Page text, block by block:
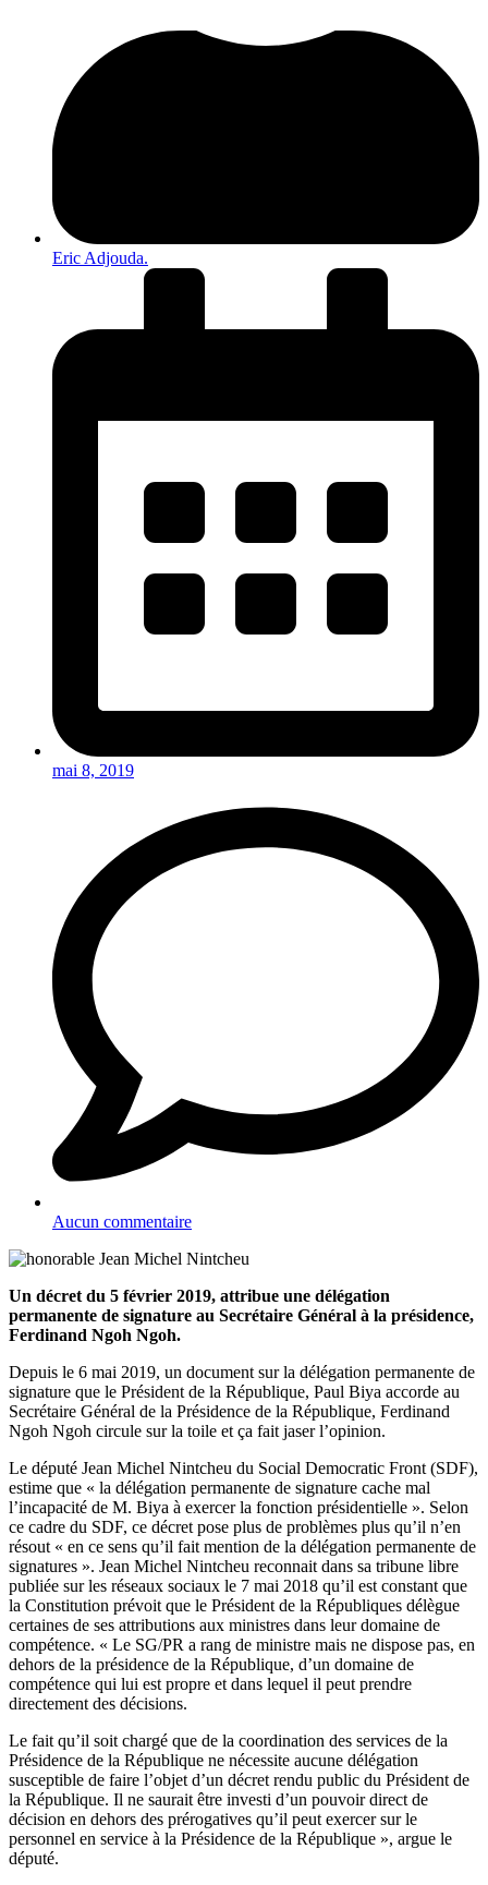
Eric Adjouda.
mai 8, 2019
Aucun commentaire
Un décret du 5 février 2019, attribue une délégation
permanente de signature au Secrétaire Général à la présidence,
Ferdinand Ngoh Ngoh.
Depuis le 6 mai 2019, un document sur la délégation permanente de
signature que le Président de la République, Paul Biya accorde au
Secrétaire Général de la Présidence de la République, Ferdinand
Ngoh Ngoh circule sur la toile et ça fait jaser l’opinion.
Le député Jean Michel Nintcheu du Social Democratic Front (SDF),
estime que « la délégation permanente de signature cache mal
l’incapacité de M. Biya à exercer la fonction présidentielle ». Selon
ce cadre du SDF, ce décret pose plus de problèmes plus qu’il n’en
résout « en ce sens qu’il fait mention de la délégation permanente de
signatures ». Jean Michel Nintcheu reconnait dans sa tribune libre
publiée sur les réseaux sociaux le 7 mai 2018 qu’il est constant que
la Constitution prévoit que le Président de la Républiques délègue
certaines de ses attributions aux ministres dans leur domaine de
compétence. « Le SG/PR a rang de ministre mais ne dispose pas, en
dehors de la présidence de la République, d’un domaine de
compétence qui lui est propre et dans lequel il peut prendre
directement des décisions.
Le fait qu’il soit chargé que de la coordination des services de la
Présidence de la République ne nécessite aucune délégation
susceptible de faire l’objet d’un décret rendu public du Président de
la République. Il ne saurait être investi d’un pouvoir direct de
décision en dehors des prérogatives qu’il peut exercer sur le
personnel en service à la Présidence de la République », argue le
député.